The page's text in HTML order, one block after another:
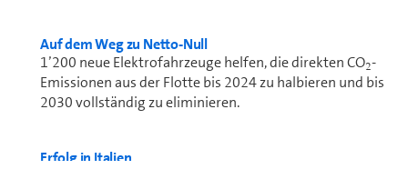
Auf dem Weg zu Netto-Null
1’200 neue Elektrofahrzeuge helfen, die direkten CO2-
Emissionen aus der Flotte bis 2024 zu halbieren und bis
2030 vollständig zu eliminieren.
Erfolg in Italien